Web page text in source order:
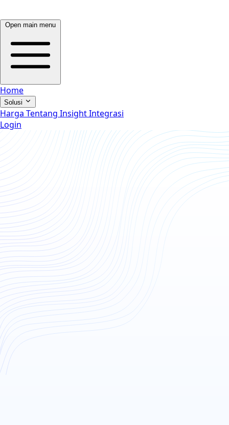
Open main menu
Home
Solusi
Harga Tentang InsightIntegrasi
Login